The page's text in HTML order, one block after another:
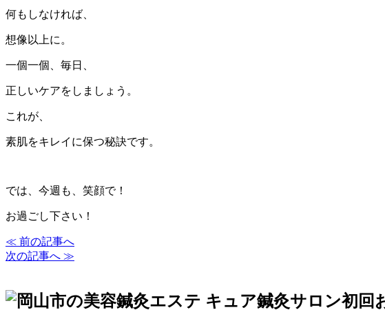
何もしなければ、
想像以上に。
一個一個、毎日、
正しいケアをしましょう。
これが、
素肌をキレイに保つ秘訣です。
では、今週も、笑顔で！
お過ごし下さい！
≪ 前の記事へ
次の記事へ ≫